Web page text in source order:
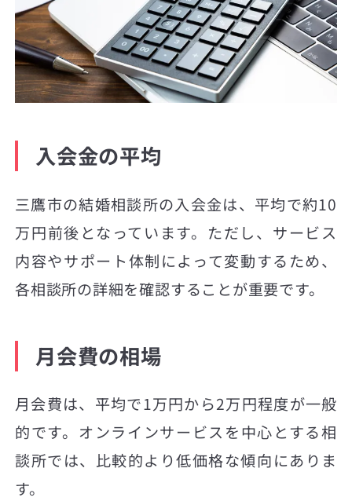
入会金の平均
三鷹市の結婚相談所の入会金は、平均で約10
万円前後となっています。ただし、サービス
内容やサポート体制によって変動するため、
各相談所の詳細を確認することが重要です。
月会費の相場
月会費は、平均で1万円から2万円程度が一般
的です。オンラインサービスを中心とする相
談所では、比較的より低価格な傾向にありま
す。